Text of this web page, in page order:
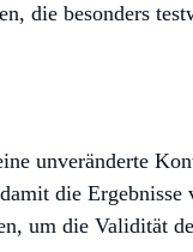
die besonders
unveränderte
die
um die Validität